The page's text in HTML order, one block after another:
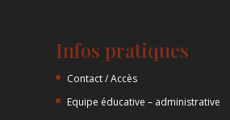
Infos pratiques
Contact / Accès
Equipe éducative – administrative